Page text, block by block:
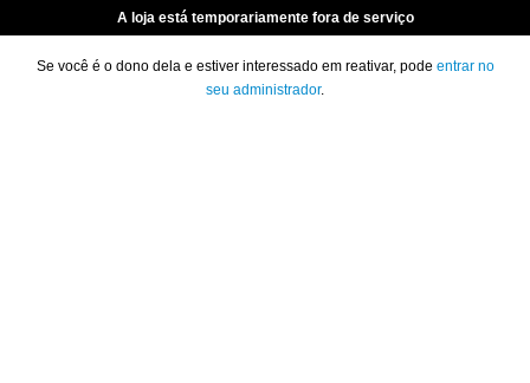
A loja está temporariamente fora de serviço
Se você é o dono dela e estiver interessado em reativar, pode entrar no
seu administrador.